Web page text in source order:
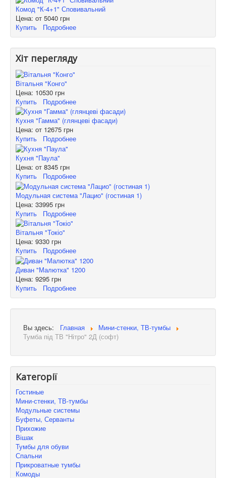
Комод "К-4+1" Сповивальний
Цена: от 5040 грн
Купить
Подробнее
Хіт перегляду
Вітальня "Конго"
Цена: 10530 грн
Купить
Подробнее
Кухня "Гамма" (глянцеві фасади)
Цена: от 12675 грн
Купить
Подробнее
Кухня "Паула"
Цена: от 8345 грн
Купить
Подробнее
Модульная система "Лацио" (гостиная 1)
Цена: 33995 грн
Купить
Подробнее
Вітальня "Токіо"
Цена: 9330 грн
Купить
Подробнее
Диван "Малютка" 1200
Цена: 9295 грн
Купить
Подробнее
Вы здесь: Главная
Мини-стенки, ТВ-тумбы
Тумба під ТВ "Нітро" 2Д (софт)
Категорії
Гостиные
Мини-стенки, ТВ-тумбы
Модульные системы
Буфеты, Серванты
Прихожие
Вішак
Тумбы для обуви
Спальни
Прикроватные тумбы
Комоды